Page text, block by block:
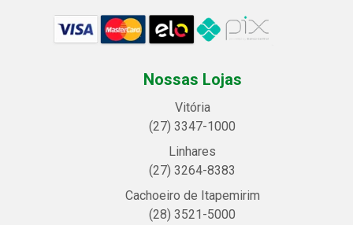
Nossas Lojas
Vitória
(27) 3347-1000
Linhares
(27) 3264-8383
Cachoeiro de Itapemirim
(28) 3521-5000